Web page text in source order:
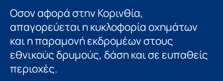
Οσον αφορά στην Κορινθία,
απαγορεύεται η κυκλοφορία οχημάτων
και η παραμονή εκδρομέων στους
εθνικούς δρυμούς, δάση και σε ευπαθείς
περιοχές.